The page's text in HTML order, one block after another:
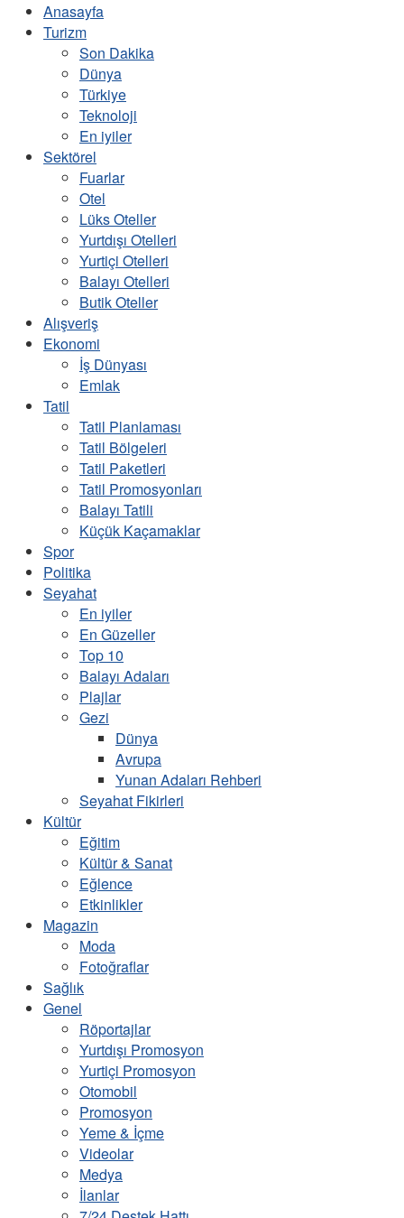
Anasayfa
Turizm
Son Dakika
Dünya
Türkiye
Teknoloji
En iyiler
Sektörel
Fuarlar
Otel
Lüks Oteller
Yurtdışı Otelleri
Yurtiçi Otelleri
Balayı Otelleri
Butik Oteller
Alışveriş
Ekonomi
İş Dünyası
Emlak
Tatil
Tatil Planlaması
Tatil Bölgeleri
Tatil Paketleri
Tatil Promosyonları
Balayı Tatili
Küçük Kaçamaklar
Spor
Politika
Seyahat
En iyiler
En Güzeller
Top 10
Balayı Adaları
Plajlar
Gezi
Dünya
Avrupa
Yunan Adaları Rehberi
Seyahat Fikirleri
Kültür
Eğitim
Kültür & Sanat
Eğlence
Etkinlikler
Magazin
Moda
Fotoğraflar
Sağlık
Genel
Röportajlar
Yurtdışı Promosyon
Yurtiçi Promosyon
Otomobil
Promosyon
Yeme & İçme
Videolar
Medya
İlanlar